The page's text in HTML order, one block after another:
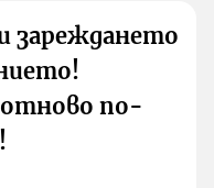
зареждането
по-